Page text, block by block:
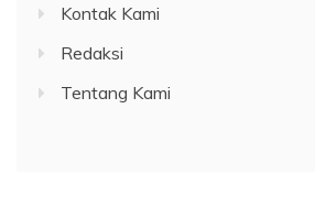
Kontak Kami
Redaksi
Tentang Kami